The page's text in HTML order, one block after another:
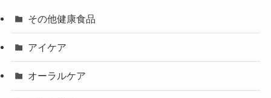
その他健康食品
アイケア
オーラルケア